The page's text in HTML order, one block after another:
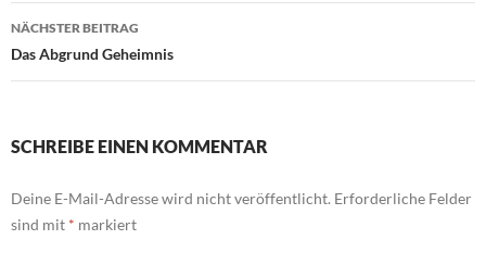
NÄCHSTER BEITRAG
Das Abgrund Geheimnis
SCHREIBE EINEN KOMMENTAR
Deine E-Mail-Adresse wird nicht veröffentlicht. Erforderliche Felder
sind mit * markiert